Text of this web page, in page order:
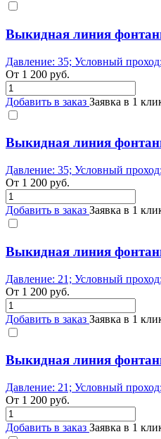
Выкидная линия
Давление: 35; Условный
От 1 200 руб.
Добавить в заказ Заявка в 1
Выкидная линия
Давление: 35; Условный
От 1 200 руб.
Добавить в заказ Заявка в 1
Выкидная линия
Давление: 21; Условный
От 1 200 руб.
Добавить в заказ Заявка в 1
Выкидная линия
Давление: 21; Условный
От 1 200 руб.
Добавить в заказ Заявка в 1